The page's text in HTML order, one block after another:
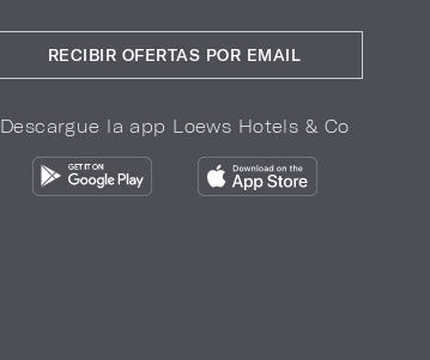
RECIBIR OFERTAS POR EMAIL
Descargue la app Loews Hotels & Co